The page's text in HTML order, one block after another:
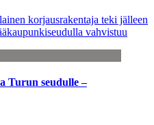
korjausrakentaja teki jälleen
vahvistuu
Turun seudulle –